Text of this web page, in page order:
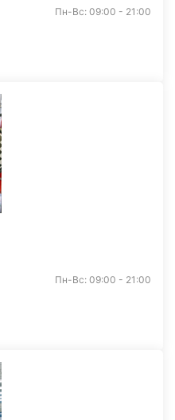
Пн-Вс: 09:00 - 21:00
Пн-Вс: 09:00 - 21:00